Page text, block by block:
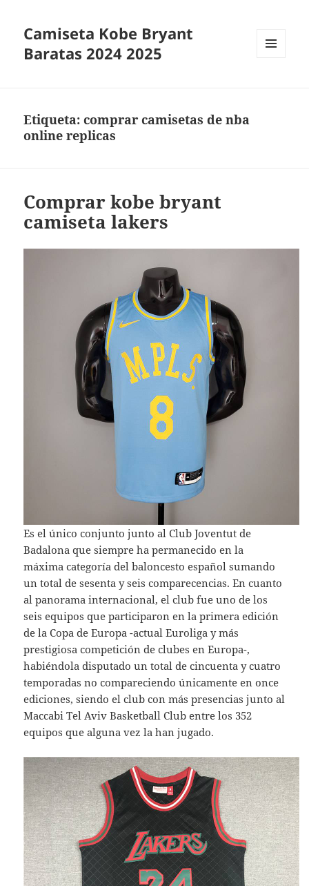
Camiseta Kobe Bryant
Baratas 2024 2025
Etiqueta:comprar camisetas de nba
online replicas
Comprar kobe bryant
camiseta lakers
Es el único conjunto junto al Club Joventut de
Badalona que siempre ha permanecido en la
máxima categoría del baloncesto español sumando
un total de sesenta y seis comparecencias. En cuanto
al panorama internacional, el club fue uno de los
seis equipos que participaron en la primera edición
de la Copa de Europa -actual Euroliga y más
prestigiosa competición de clubes en Europa-,
habiéndola disputado un total de cincuenta y cuatro
temporadas no compareciendo únicamente en once
ediciones, siendo el club con más presencias junto al
Maccabi Tel Aviv Basketball Club entre los 352
equipos que alguna vez la han jugado.